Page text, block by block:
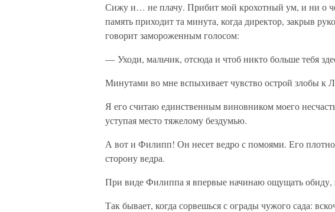
Сижу и… не плачу. Прибит мой крохотный ум, и ни о
память приходит та минута, когда директор, закрыв
говорит замороженным голосом:
— Уходи, мальчик, отсюда и чтоб никто больше тебя
Минутами во мне вспыхивает чувство острой злобы к
Я его считаю единственным виновником моего
уступая место тяжелому бездумью.
А вот и Филипп! Он несет ведро с помоями. Его плотно
сторону ведра.
При виде Филиппа я впервые начинаю ощущать обиду,
Так бывает, когда сорвешься с ограды чужого сада: